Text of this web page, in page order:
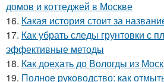
домов и коттеджей в Москве
16. Какая история стоит за
17. Как убрать следы грунтовки с
эффективные методы
18. Как доехать до Вологды из
19. Полное руководство: как